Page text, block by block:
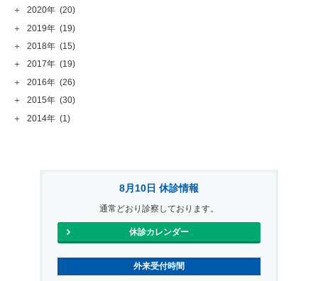
＋ 2020年 (20)
＋
2019年 (19)
＋
2018年 (15)
＋
2017年 (19)
＋
2016年 (26)
＋
2015年 (30)
＋
2014年 (1)
8月10日 休診情報
通常どおり診察しております。
休診カレンダー
外来受付時間